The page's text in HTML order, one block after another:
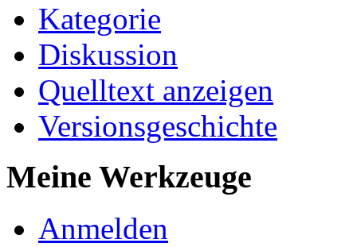
Kategorie
Diskussion
Quelltext anzeigen
Versionsgeschichte
Meine Werkzeuge
Anmelden